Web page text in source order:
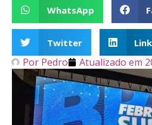
WhatsApp
Twitter
Por Pedro Atualizado em